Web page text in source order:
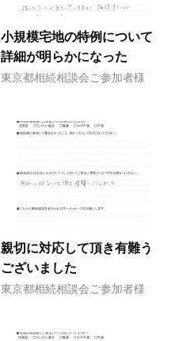
小規模宅地の特例について
詳細が明らかになった
東京都相続相談会ご参加者様
親切に対応して頂き有難う
ございました
東京都相続相談会ご参加者様